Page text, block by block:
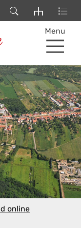
Menu
online